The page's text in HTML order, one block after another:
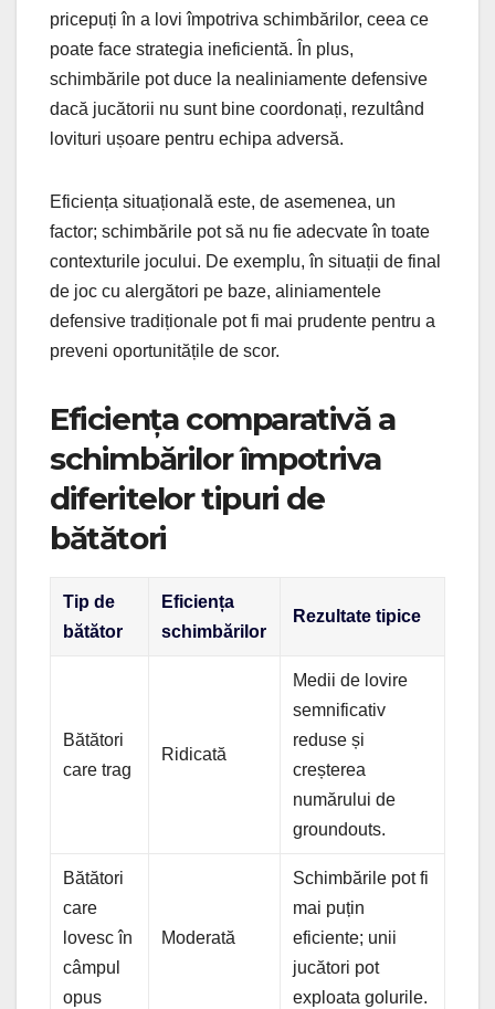
pricepuți în a lovi împotriva schimbărilor, ceea ce
poate face strategia ineficientă. În plus,
schimbările pot duce la nealiniamente defensive
dacă jucătorii nu sunt bine coordonați, rezultând
lovituri ușoare pentru echipa adversă.
Eficiența situațională este, de asemenea, un
factor; schimbările pot să nu fie adecvate în toate
contexturile jocului. De exemplu, în situații de final
de joc cu alergători pe baze, aliniamentele
defensive tradiționale pot fi mai prudente pentru a
preveni oportunitățile de scor.
Eficiența comparativă a
schimbărilor împotriva
diferitelor tipuri de
bătători
Tip de
bătător
Eficiența
schimbărilor
Rezultate tipice
Bătători
care trag
Ridicată
Medii de lovire
semnificativ
reduse și
creșterea
numărului de
groundouts.
Bătători
care
lovesc în
câmpul
opus
Moderată
Schimbările pot fi
mai puțin
eficiente; unii
jucători pot
exploata golurile.